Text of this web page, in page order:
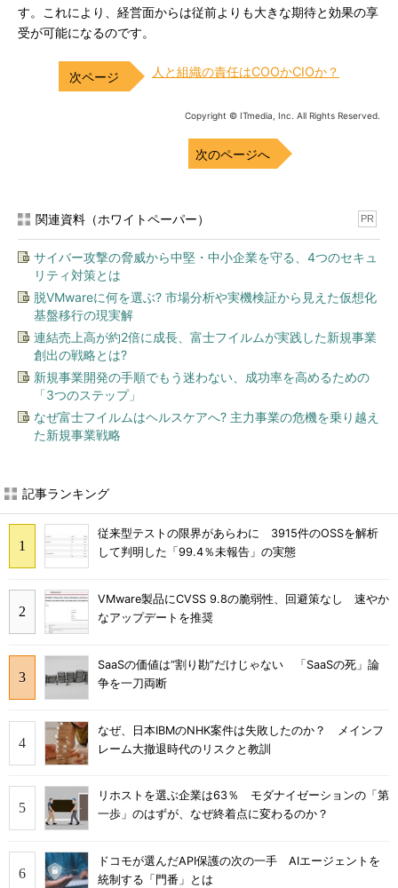
す。これにより、経営面からは従前よりも大きな期待と効果の享
受が可能になるのです。
人と組織の責任はCOOかCIOか？
Copyright © ITmedia, Inc. All Rights Reserved.
次のページへ
関連資料（ホワイトペーパー） PR
サイバー攻撃の脅威から中堅・中小企業を守る、4つのセキュ
リティ対策とは
脱VMwareに何を選ぶ? 市場分析や実機検証から見えた仮想化
基盤移行の現実解
連結売上高が約2倍に成長、富士フイルムが実践した新規事業
創出の戦略とは?
新規事業開発の手順でもう迷わない、成功率を高めるための
「3つのステップ」
なぜ富士フイルムはヘルスケアへ? 主力事業の危機を乗り越え
た新規事業戦略
記事ランキング
従来型テストの限界があらわに 3915件のOSSを解析
して判明した「99.4％未報告」の実態
VMware製品にCVSS 9.8の脆弱性、回避策なし 速やか
なアップデートを推奨
SaaSの価値は“割り勘”だけじゃない 「SaaSの死」論
争を一刀両断
なぜ、日本IBMのNHK案件は失敗したのか？ メインフ
レーム大撤退時代のリスクと教訓
リホストを選ぶ企業は63％ モダナイゼーションの「第
一歩」のはずが、なぜ終着点に変わるのか？
ドコモが選んだAPI保護の次の一手 AIエージェントを
統制する「門番」とは